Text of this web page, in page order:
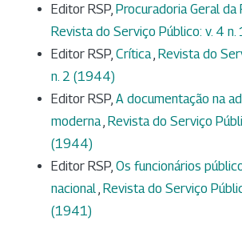
Editor RSP, Procuradoria Geral da
Revista do Serviço Público: v. 4
Editor RSP, Crítica, Revista do
n. 2 (1944)
Editor RSP, A documentação na
moderna, Revista do Serviço
(1944)
Editor RSP, Os funcionários
nacional, Revista do Serviço
(1941)